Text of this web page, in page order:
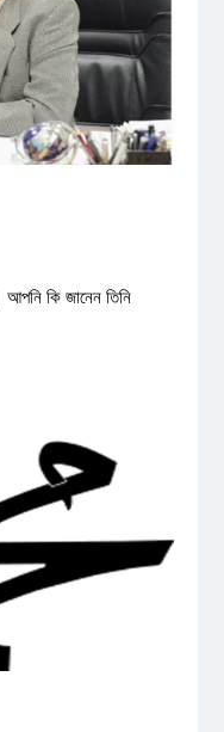
আপনি কি জানেন তিনি